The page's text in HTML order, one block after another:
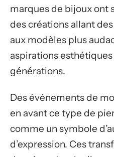
marques de bijoux ont
des créations allant
aux modèles plus
aspirations
générations.
Des événements de
en avant ce type de
comme un symbole
d’expression. Ces